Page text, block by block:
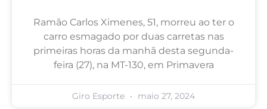
Ramão Carlos Ximenes, 51, morreu ao ter o
carro esmagado por duas carretas nas
primeiras horas da manhã desta segunda-
feira (27), na MT-130, em Primavera
Giro Esporte maio 27, 2024